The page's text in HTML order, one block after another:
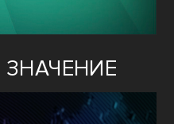
ЗНАЧЕНИЕ